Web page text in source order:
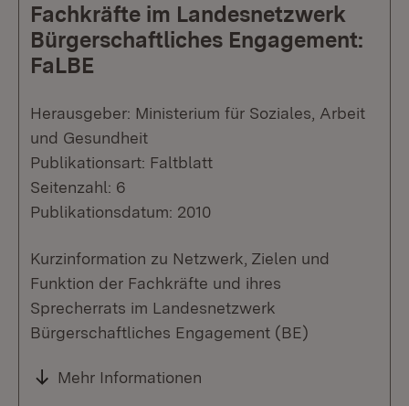
Fachkräfte im Landesnetzwerk
Bürgerschaftliches Engagement:
FaLBE
Herausgeber: Ministerium für Soziales, Arbeit
und Gesundheit
Publikationsart: Faltblatt
Seitenzahl: 6
Publikationsdatum: 2010
Kurzinformation zu Netzwerk, Zielen und
Funktion der Fachkräfte und ihres
Sprecherrats im Landesnetzwerk
Bürgerschaftliches Engagement (BE)
Mehr Informationen